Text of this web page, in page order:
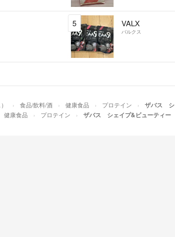
5 VALX
バルクス
食品/飲料/酒 健康食品 プロテイン ザバス シ
健康食品 プロテイン ザバス シェイプ&ビューティ